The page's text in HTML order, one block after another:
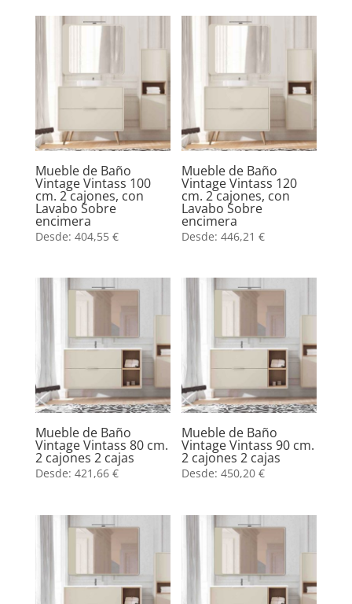
Mueble de Baño
Vintage Vintass 100
cm. 2 cajones, con
Lavabo Sobre
encimera
Desde: 404,55 €
Mueble de Baño
Vintage Vintass 120
cm. 2 cajones, con
Lavabo Sobre
encimera
Desde:446,21€
Mueble de Baño
Vintage Vintass 80 cm.
2 cajones 2 cajas
Desde: 421,66 €
Mueble de Baño
Vintage Vintass 90 cm.
2 cajones 2 cajas
Desde:450,20€